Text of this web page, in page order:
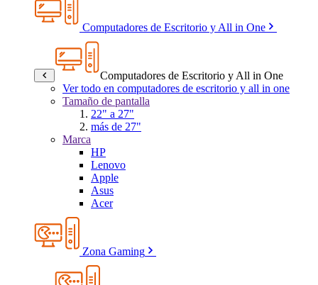
Computadores de Escritorio y All in One
Computadores de Escritorio y All in One
Ver todo en computadores de escritorio y all in one
Tamaño de pantalla
22" a 27"
más de 27"
Marca
HP
Lenovo
Apple
Asus
Acer
Zona Gaming